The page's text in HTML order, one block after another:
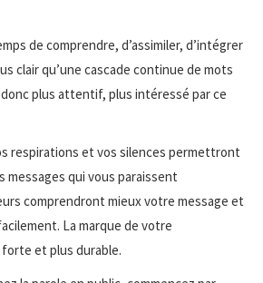
de comprendre, d’assimiler, d’intégrer
clair qu’une cascade continue de mots
plus attentif, plus intéressé par ce
respirations et vos silences permettront
messages qui vous paraissent
comprendront mieux votre message et
La marque de votre
et plus durable.